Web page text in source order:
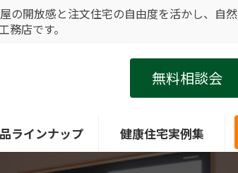
の開放感と注文住宅の自由度を活かし、自然
店です。
無料相談会
ラインナップ 健康住宅実例集